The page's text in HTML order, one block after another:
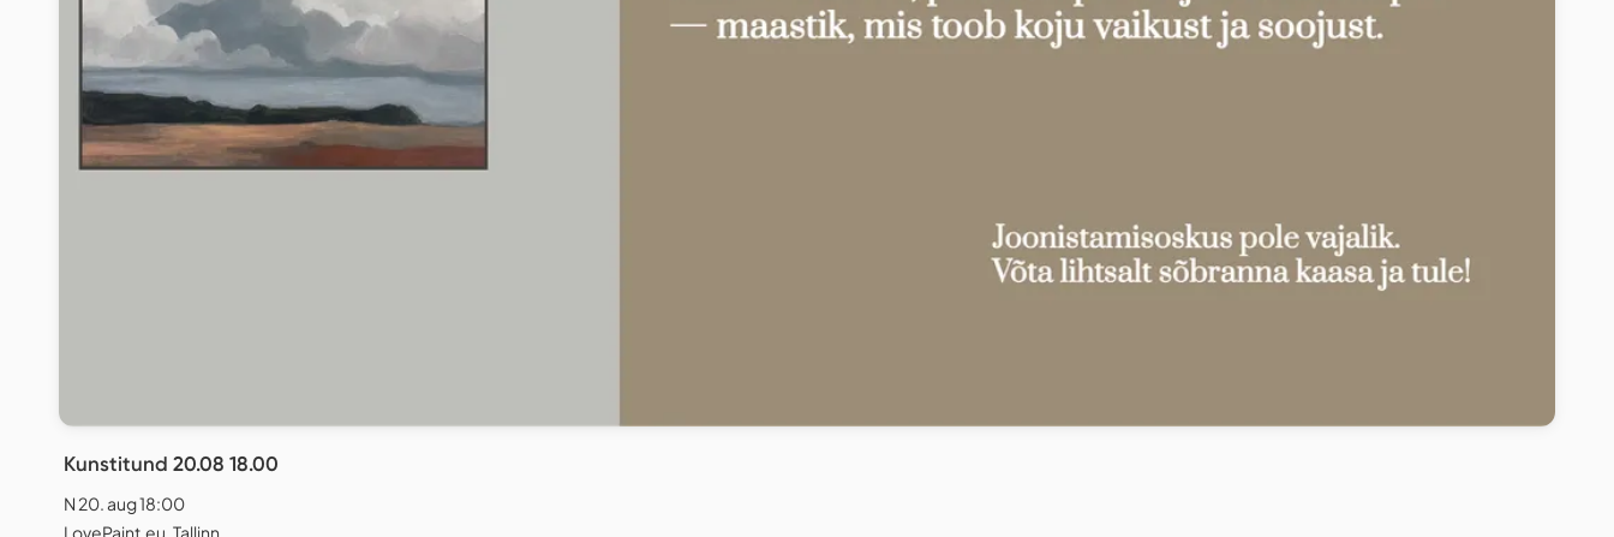
Kunstitund 20.08 18.00
N 20. aug 18:00
LovePaint.eu, Tallinn